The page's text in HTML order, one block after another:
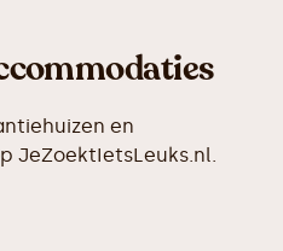
en
JeZoektIetsLeuks.nl.